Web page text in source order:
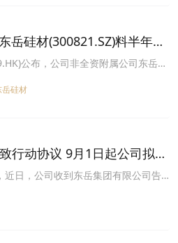
实体的亏损削减及扭亏为盈。
岳硅材(300821.SZ)料半年度
元 公布，公司非全资附属公司东岳硅
元；扣除非经常性损益后的净利润
。
硅材
行动协议 9月1日起公司拟变
日，公司收到东岳集团有限公司告
达成协议，自2023年9月1日
Limited均以与张建宏一致的方式